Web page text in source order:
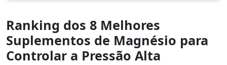
Ranking dos 8 Melhores
Suplementos de Magnésio para
Controlar a Pressão Alta